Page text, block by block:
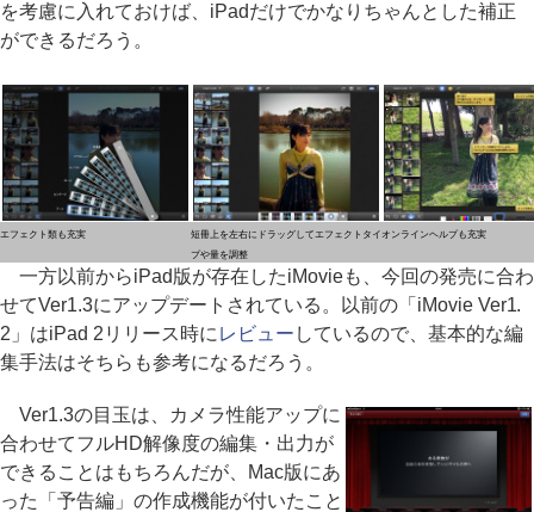
を考慮に入れておけば、iPadだけでかなりちゃんとした補正
ができるだろう。
エフェクト類も充実
短冊上を左右にドラッグしてエフェクトタイ
プや量を調整
オンラインヘルプも充実
一方以前からiPad版が存在したiMovieも、今回の発売に合わ
せてVer1.3にアップデートされている。以前の「iMovie Ver1.
2」はiPad 2リリース時に レビュー しているので、基本的な編
集手法はそちらも参考になるだろう。
Ver1.3の目玉は、カメラ性能アップに
合わせてフルHD解像度の編集・出力が
できることはもちろんだが、Mac版にあ
った「予告編」の作成機能が付いたこと